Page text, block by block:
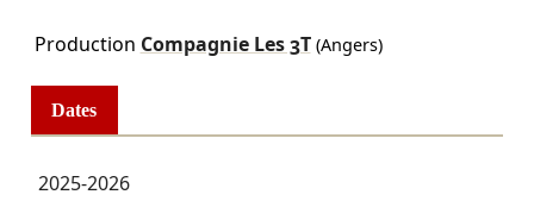
Production Compagnie Les 3T(Angers)
Dates
2025-2026